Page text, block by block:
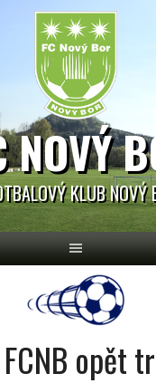
NOVÝ
KLUB NOVÝ
opět